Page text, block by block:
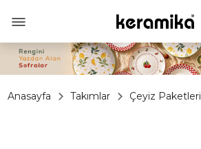
Anasayfa Takımlar Çeyiz Paketleri